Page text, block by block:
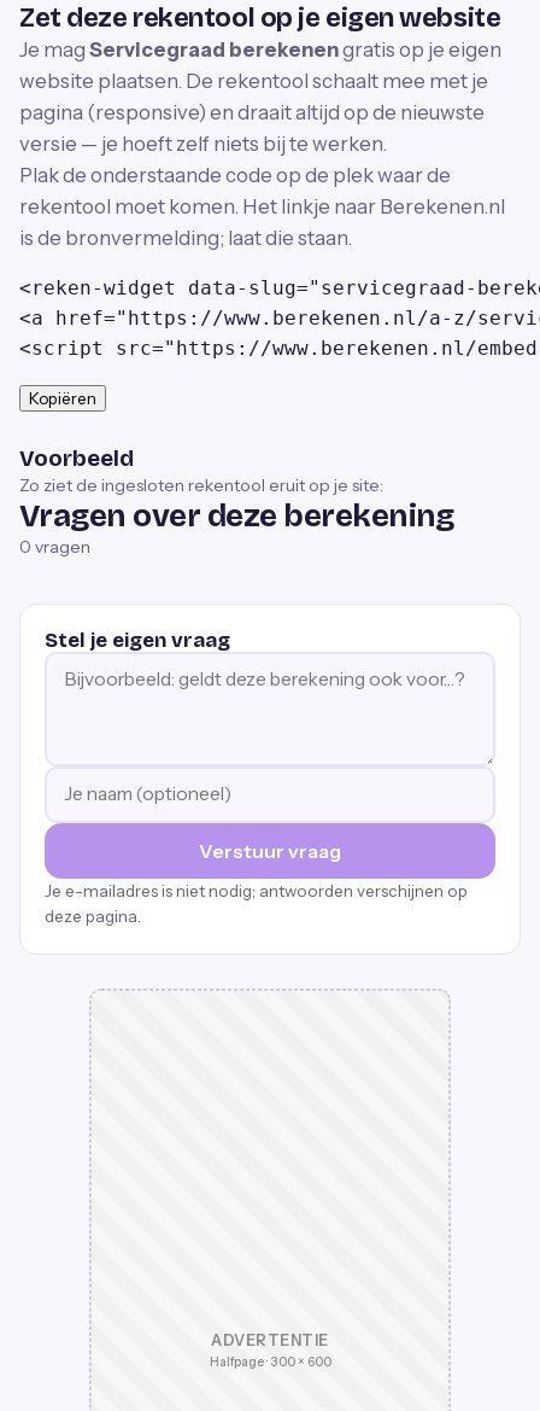
Zet deze rekentool op je eigen website
Je mag Servicegraad berekenengratis op je eigen
website plaatsen. De rekentool schaalt mee met je
pagina (responsive) en draait altijd op de nieuwste
versie — je hoeft zelf niets bij te werken.
Plak de onderstaande code op de plek waar de
rekentool moet komen. Het linkje naar Berekenen.nl
is de bronvermelding; laat die staan.
<reken-widget data-slug="servicegraad-
<a href="https://www.berekenen.nl/a-z/
<script src="https://www.berekenen.nl/
Kopiëren
Voorbeeld
Zo ziet de ingesloten rekentool eruit op je site:
Vragen over deze berekening
0 vragen
Stel je eigen vraag
Verstuur vraag
Je e-mailadres is niet nodig; antwoorden verschijnen op
deze pagina.
ADVERTENTIE
Halfpage · 300 × 600